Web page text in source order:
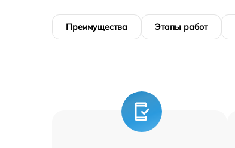
Преимущества Этапы работ